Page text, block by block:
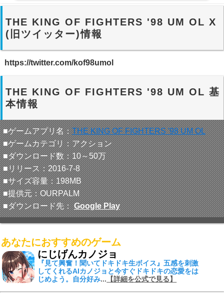
THE KING OF FIGHTERS '98 UM OL X
(旧ツイッター)情報
https://twitter.com/kof98umol
THE KING OF FIGHTERS '98 UM OL 基
本情報
■ゲームアプリ名：THE KING OF FIGHTERS '98 UM OL
■ゲームカテゴリ：アクション
■ダウンロード数：10～50万
■リリース：2016-7-8
■サイズ容量：198MB
■提供元：OURPALM
■ダウンロード先： Google Play
あなたにおすすめのゲーム
にじげんカノジョ
『見て興奮！聞いてドキドキ生ボイス』五感を刺激
してくれるAIカノジョ と今すぐドキドキの恋愛をは
じめよう。自分好み... 【詳細を公式で見る】